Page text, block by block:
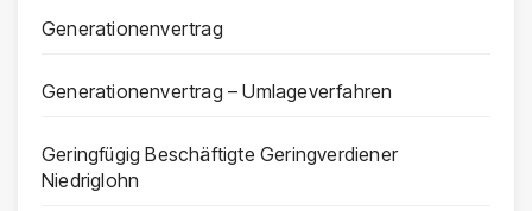
Generationenvertrag
Generationenvertrag – Umlageverfahren
Geringfügig Beschäftigte Geringverdiener
Niedriglohn